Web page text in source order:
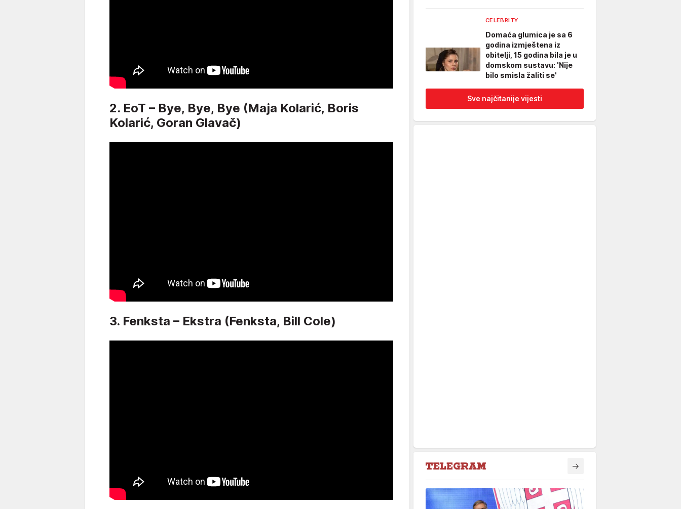
2. EoT – Bye, Bye, Bye (Maja Kolarić, Boris
Kolarić, Goran Glavač)
3. Fenksta – Ekstra (Fenksta, Bill Cole)
CELEBRITY
Domaća glumica je sa 6
godina izmještena iz
obitelji, 15 godina bila je u
domskom sustavu: 'Nije
bilo smisla žaliti se'
Sve najčitanije vijesti